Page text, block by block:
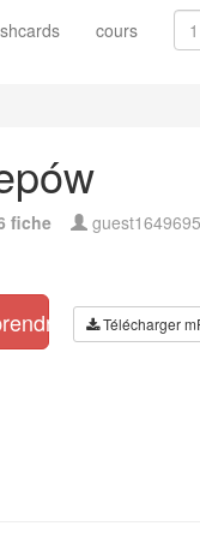
cours
fiche guest1649695
Télécharger